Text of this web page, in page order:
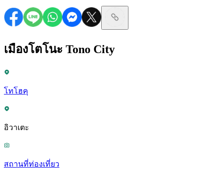
เมืองโตโนะ Tono City
โทโฮคุ
อิวาเตะ
สถานที่ท่องเที่ยว